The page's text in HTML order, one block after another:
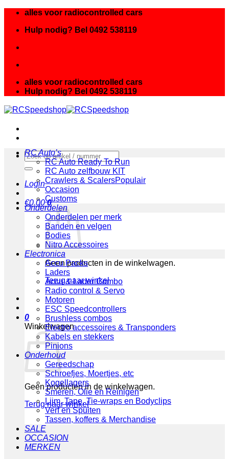
inhoud
alles voor radiocontrolled cars
Hulp nodig? Bel 0492 538119
alles voor radiocontrolled cars
Hulp nodig? Bel 0492 538119
Zoeken
naar:
Login
€0.00 0
Geen producten in de winkelwagen.
Terug naar winkel
0
Winkelwagen
Geen producten in de winkelwagen.
Terug naar winkel
RC Auto’s
RC Auto Ready To Run
RC Auto zelfbouw KIT
Crawlers & Scalers
Occasion
Customs
Onderdelen
Onderdelen per merk
Banden en velgen
Bodies
Nitro Accessoires
Electronica
Accu Packs
Laders
Accu & Lader Combo
Radio control & Servo
Motoren
ESC Speedcontrollers
Brushless combos
Electro accessoires & Transponders
Kabels en stekkers
Pinions
Onderhoud
Gereedschap
Schroefjes, Moertjes, etc
Kogellagers
Smeren, Olie en Reinigen
Lijm, Tape, Tie-wraps en Bodyclips
Verf en Spuiten
Tassen, koffers & Merchandise
SALE
OCCASION
MERKEN